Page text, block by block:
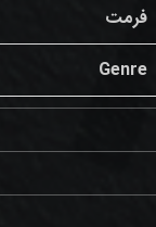
فرمت
Genre